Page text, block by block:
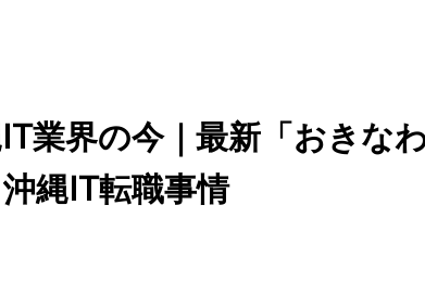
業界の今｜最新「おきな
縄IT転職事情